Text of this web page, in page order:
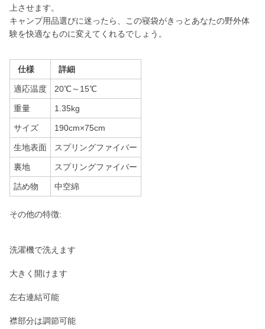
上させます。
キャンプ用品選びに迷ったら、この寝袋がきっとあなたの野外体
験を快適なものに変えてくれるでしょう。
仕様 詳細
適応温度 20℃～15℃
重量 1.35kg
サイズ 190cm×75cm
生地表面 スプリングファイバー
裏地 スプリングファイバー
詰め物 中空綿
その他の特徴:
洗濯機で洗えます
大きく開けます
左右連結可能
襟部分は調節可能